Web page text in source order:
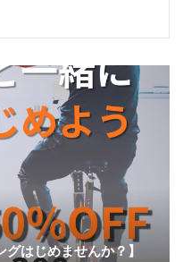
グはじめませんか？】